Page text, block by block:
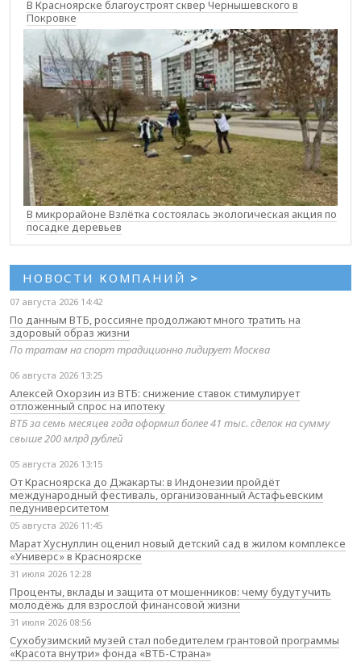
В Красноярске благоустроят сквер Чернышевского в
Покровке
В микрорайоне Взлётка состоялась экологическая акция по
посадке деревьев
НОВОСТИ КОМПАНИЙ >
07 августа 2026 14:42
По данным ВТБ, россияне продолжают много тратить на
здоровый образ жизни
По тратам на спорт традиционно лидирует Москва
06 августа 2026 13:25
Алексей Охорзин из ВТБ: снижение ставок стимулирует
отложенный спрос на ипотеку
ВТБ за семь месяцев года оформил более 41 тыс. сделок на сумму
свыше 200 млрд рублей
05 августа 2026 13:15
От Красноярска до Джакарты: в Индонезии пройдёт
международный фестиваль, организованный Астафьевским
педуниверситетом
05 августа 2026 11:45
Марат Хуснуллин оценил новый детский сад в жилом комплексе
«Универс» в Красноярске
31 июля 2026 12:28
Проценты, вклады и защита от мошенников: чему будут учить
молодёжь для взрослой финансовой жизни
31 июля 2026 08:56
Сухобузимский музей стал победителем грантовой программы
«Красота внутри» фонда «ВТБ-Страна»